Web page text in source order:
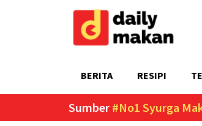
BERITA RESIPI
Sumber #No1 Syurga